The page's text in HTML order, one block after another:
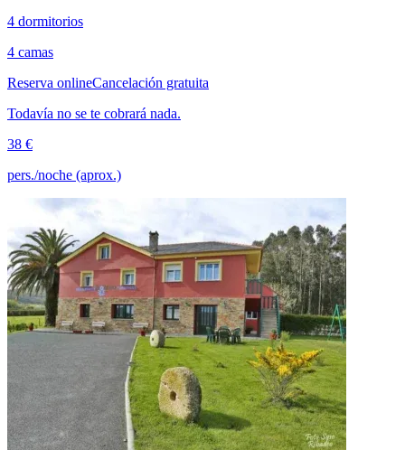
4 dormitorios
4 camas
Reserva onlineCancelación gratuita
Todavía no se te cobrará nada.
38 €
pers./noche (aprox.)